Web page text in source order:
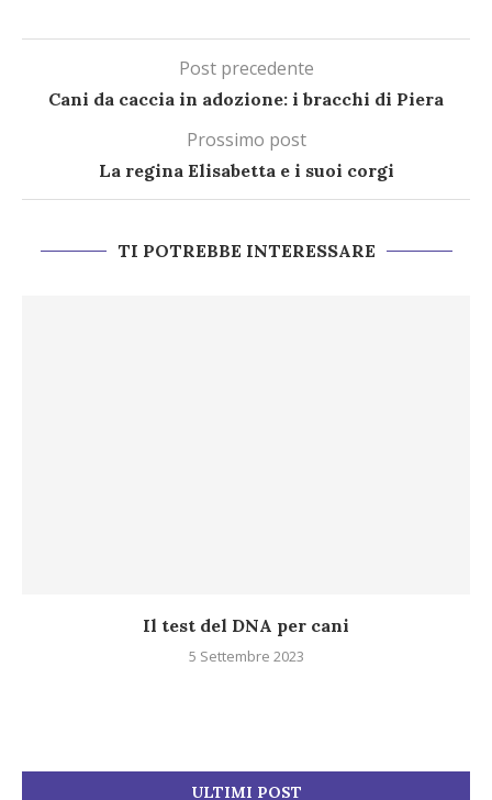
Post precedente
Cani da caccia in adozione: i bracchi di Piera
Prossimo post
La regina Elisabetta e i suoi corgi
TI POTREBBE INTERESSARE
Il test del DNA per cani
5 Settembre 2023
ULTIMI POST